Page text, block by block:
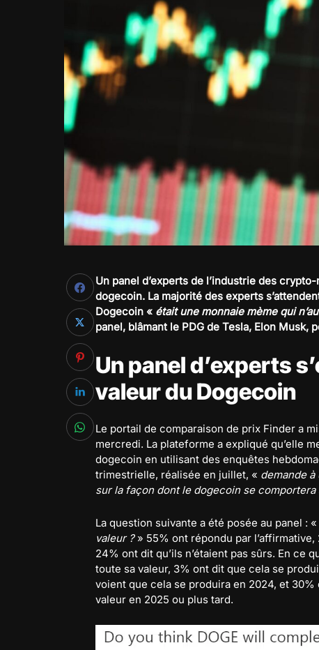
Un panel d’experts de l’industrie des
dogecoin. La majorité des experts
Dogecoin « était une monnaie mème qui
panel, blâmant le PDG de Tesla, Elon
Un panel d’experts
valeur du Dogecoin
Le portail de comparaison de prix Finder a
mercredi. La plateforme a expliqué qu’elle
dogecoin en utilisant des enquêtes
trimestrielle, réalisée en juillet, « demande
sur la façon dont le dogecoin se
La question suivante a été posée au panel : «
valeur ?» 55% ont répondu par
24% ont dit qu’ils n’étaient pas sûrs. En ce
toute sa valeur, 3% ont dit que cela se
voient que cela se produira en 2024, et
valeur en 2025 ou plus tard.